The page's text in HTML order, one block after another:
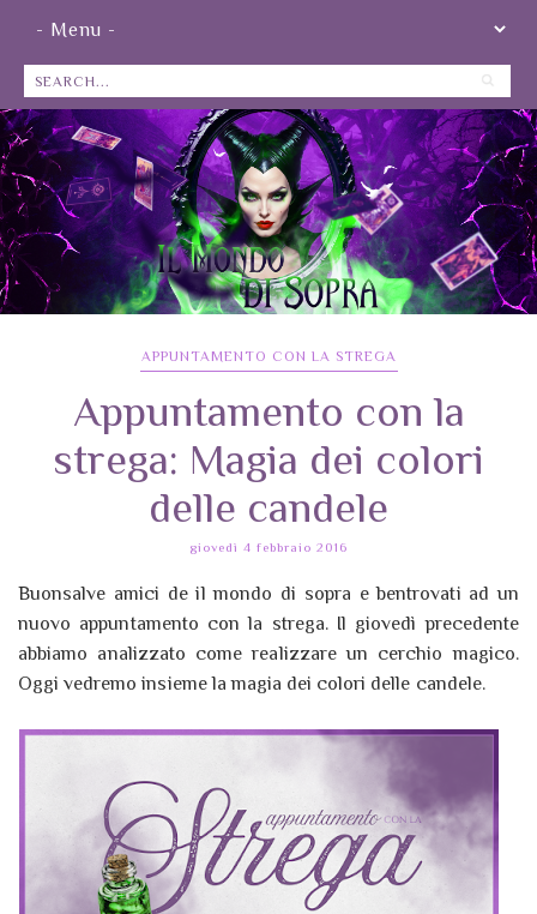
APPUNTAMENTO CON LA STREGA
Appuntamento con la
strega: Magia dei colori
delle candele
giovedì 4 febbraio 2016
Buonsalve amici de il mondo di sopra e bentrovati ad un
nuovo appuntamento con la strega. Il giovedì precedente
abbiamo analizzato come realizzare un cerchio magico.
Oggi vedremo insieme la magia dei colori delle candele.